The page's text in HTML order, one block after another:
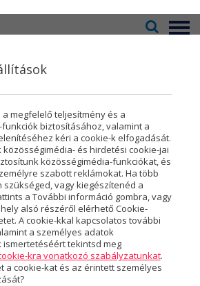
Menü
Galéria
2024(363 DB) 2023(454 DB)
2021 (492 DB) 2020 (497 DB)
2018(589 DB) 2017(411 DB)
2015(21 DB) 2014(277 DB)
megfelelő teljesítmény és a
biztosításához, valamint a
kéri a cookie-k elfogadását.
és hirdetési cookie-jai
közösségimédia-funkciókat, és
szabott reklámokat. Ha több
vagy kiegészítenéd a
a További információ gombra, vagy
alsó részéről elérhető Cookie-
A cookie-kkal kapcsolatos további
a személyes adatok
tekintsd meg
kra vonatkozó szabályzatunkat.
a cookie-kat és az érintett személyes